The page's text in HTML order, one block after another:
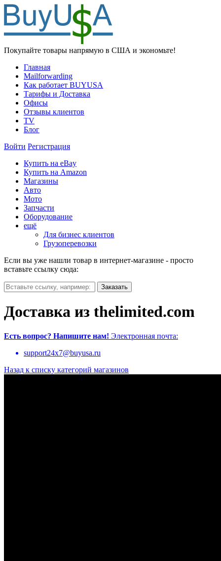
Покупайте товары напрямую в США и экономьте!
Главная
Mailforwarding
Как работает BUYUSA
Тарифы и Доставка
Офисы
Отзывы клиентов
TV
Блог
Войти Регистрация
Купить на eBay
Купить на Amazon
Магазины
Авто
Мото
Запчасти
Оборудование
ещё
Для бизнес клиентов
Грузоперевозки
Если вы уже нашли товар в интернет-магазине - просто
вставьте ссылку сюда:
Доставка из thelimited.com
Есть вопрос? Напишите нам! Электронная почта:
support24x7@buyusa.ru
Назад к списку категорий магазинов